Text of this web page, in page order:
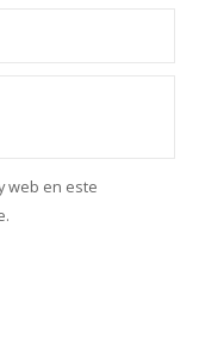
web en este